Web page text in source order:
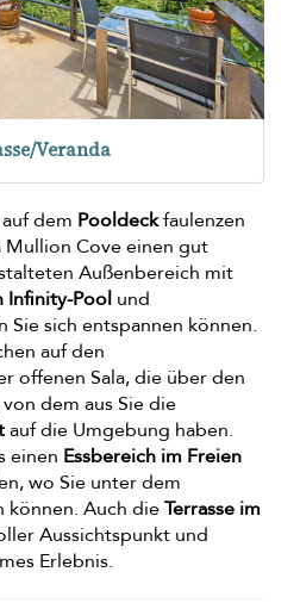
Veranda
dem Pooldeckfaulenzen
Cove einen gut
Außenbereich mit
Infinity-Pool und
Sie sich entspannen können.
auf den
offenen Sala, die über den
dem aus Sie die
auf die Umgebung haben.
einen Essbereich im Freien
wo Sie unter dem
können. Auch dieTerrasse im
Aussichtspunkt und
Erlebnis.